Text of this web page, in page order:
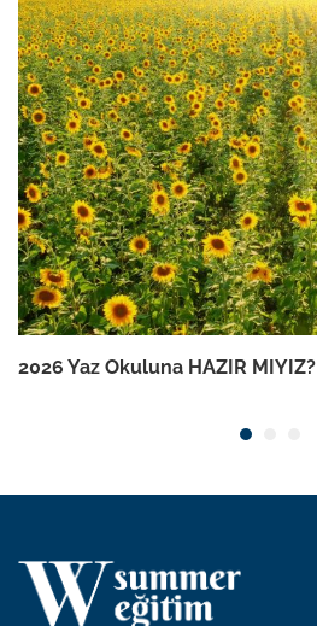
2026 Yaz Okuluna HAZIR MIYIZ?